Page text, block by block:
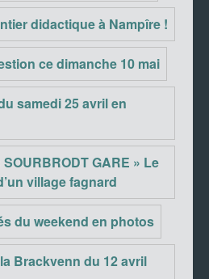
didactique à Nampîre !
ce dimanche 10 mai
samedi 25 avril en
GARE » Le
village fagnard
du weekend en photos
Brackvenn du 12 avril